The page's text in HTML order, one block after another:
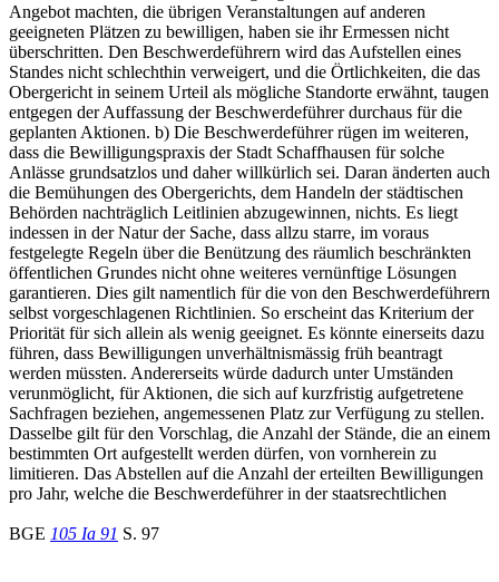
Angebot machten, die übrigen Veranstaltungen auf anderen
geeigneten Plätzen zu bewilligen, haben sie ihr Ermessen nicht
überschritten. Den Beschwerdeführern wird das Aufstellen eines
Standes nicht schlechthin verweigert, und die Örtlichkeiten, die das
Obergericht in seinem Urteil als mögliche Standorte erwähnt, taugen
entgegen der Auffassung der Beschwerdeführer durchaus für die
geplanten Aktionen. b) Die Beschwerdeführer rügen im weiteren,
dass die Bewilligungspraxis der Stadt Schaffhausen für solche
Anlässe grundsatzlos und daher willkürlich sei. Daran änderten auch
die Bemühungen des Obergerichts, dem Handeln der städtischen
Behörden nachträglich Leitlinien abzugewinnen, nichts. Es liegt
indessen in der Natur der Sache, dass allzu starre, im voraus
festgelegte Regeln über die Benützung des räumlich beschränkten
öffentlichen Grundes nicht ohne weiteres vernünftige Lösungen
garantieren. Dies gilt namentlich für die von den Beschwerdeführern
selbst vorgeschlagenen Richtlinien. So erscheint das Kriterium der
Priorität für sich allein als wenig geeignet. Es könnte einerseits dazu
führen, dass Bewilligungen unverhältnismässig früh beantragt
werden müssten. Andererseits würde dadurch unter Umständen
verunmöglicht, für Aktionen, die sich auf kurzfristig aufgetretene
Sachfragen beziehen, angemessenen Platz zur Verfügung zu stellen.
Dasselbe gilt für den Vorschlag, die Anzahl der Stände, die an einem
bestimmten Ort aufgestellt werden dürfen, von vornherein zu
limitieren. Das Abstellen auf die Anzahl der erteilten Bewilligungen
pro Jahr, welche die Beschwerdeführer in der staatsrechtlichen
BGE 105 Ia 91 S. 97